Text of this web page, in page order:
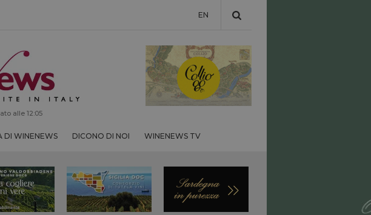
EN
alle 12:05
DI WINENEWS DICONO DI NOI WINENEWS TV